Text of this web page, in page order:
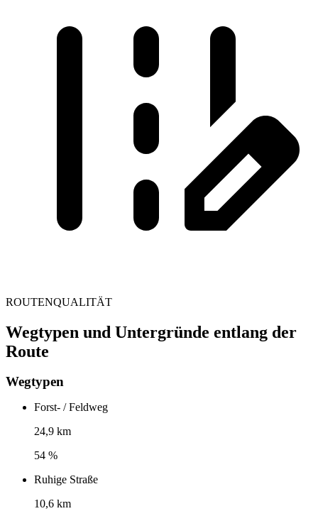
ROUTENQUALITÄT
Wegtypen und Untergründe entlang der
Route
Wegtypen
Forst- / Feldweg
24,9 km
54 %
Ruhige Straße
10,6 km